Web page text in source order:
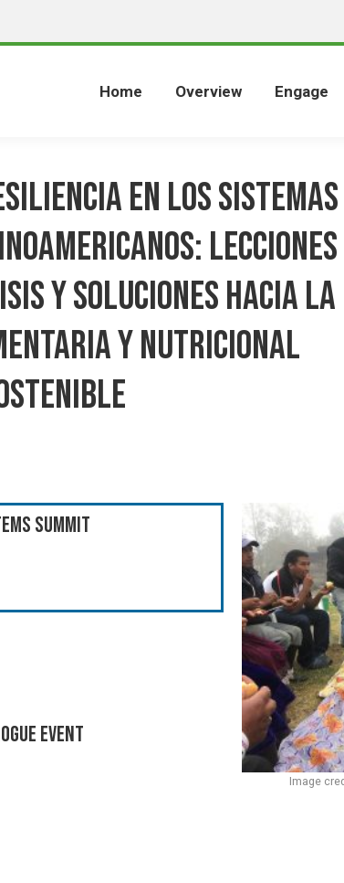
Home Overview Engage
en los Sistemas
Lecciones
y Soluciones Hacia la
y Nutricional
Summit
Event
Image